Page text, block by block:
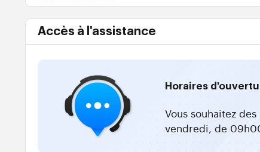
Accès à l'assistance
Horaires
Vous souhaitez
vendredi, de